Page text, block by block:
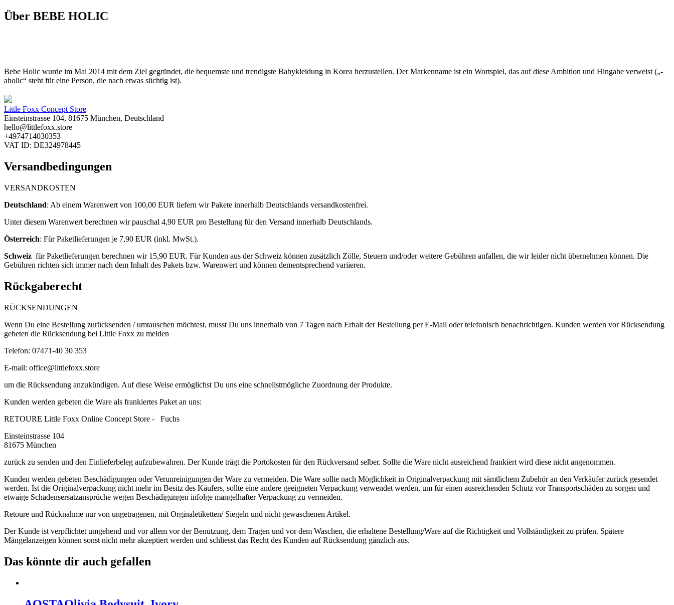
Über BEBE HOLIC
Bebe Holic wurde im Mai 2014 mit dem Ziel gegründet, die bequemste und trendigste Babykleidung in Korea herzustellen. Der Markenname ist ein Wortspiel, das auf diese Ambition und Hingabe verweist („-
aholic“ steht für eine Person, die nach etwas süchtig ist).
Little Foxx Concept Store
Einsteinstrasse 104, 81675 München, Deutschland
hello@littlefoxx.store
+4974714030353
VAT ID: DE324978445
Versandbedingungen
VERSANDKOSTEN
Deutschland: ​ Ab einem Warenwert von 100,00 EUR liefern wir Pakete innerhalb Deutschlands versandkostenfrei.
Unter diesem Warenwert berechnen wir pauschal 4,90 EUR pro Bestellung für den Versand innerhalb Deutschlands.
Österreich: Für Paketlieferungen je 7,90 EUR (inkl. MwSt.).
Schweiz für Paketlieferungen berechnen wir 15,90 EUR. Für Kunden aus der Schweiz können zusätzlich Zölle, Steuern und/oder weitere Gebühren anfallen, die wir leider nicht übernehmen können. Die
Gebühren richten sich immer nach dem Inhalt des Pakets bzw. Warenwert und können dementsprechend variieren.
Rückgaberecht
RÜCKSENDUNGEN
Wenn Du eine Bestellung zurücksenden / umtauschen möchtest, musst Du uns innerhalb von 7 Tagen nach Erhalt der Bestellung per E-Mail oder telefonisch benachrichtigen. Kunden werden vor Rücksendung
gebeten die Rücksendung bei Little Foxx zu melden
Telefon: 07471-40 30 353
E-mail: office@littlefoxx.store
um die Rücksendung anzukündigen. Auf diese Weise ermöglichst Du uns eine schnellstmögliche Zuordnung der Produkte.
Kunden werden gebeten die Ware als frankiertes Paket an uns:
RETOURE Little Foxx Online Concept Store - Fuchs
Einsteinstrasse 104
81675 München
zurück zu senden und den Einlieferbeleg aufzubewahren. Der Kunde trägt die Portokosten für den Rückversand selber. Sollte die Ware nicht ausreichend frankiert wird diese nicht angenommen.
Kunden werden gebeten Beschädigungen oder Verunreinigungen der Ware zu vermeiden. Die Ware sollte nach Möglichkeit in Originalverpackung mit sämtlichem Zubehör an den Verkäufer zurück gesendet
werden. Ist die Originalverpackung nicht mehr im Besitz des Käufers, sollte eine andere geeigneten Verpackung verwendet werden, um für einen ausreichenden Schutz vor Transportschäden zu sorgen und
etwaige Schadensersatzansprüche wegen Beschädigungen infolge mangelhafter Verpackung zu vermeiden.
Retoure und Rücknahme nur von ungetragenen, mit Orginaletiketten/ Siegeln und nicht gewaschenen Artikel.
Der Kunde ist verpflichtet umgehend und vor allem vor der Benutzung, dem Tragen und vor dem Waschen, die erhaltene Bestellung/Ware auf die Richtigkeit und Vollständigkeit zu prüfen. Spätere
Mängelanzeigen können sonst nicht mehr akzeptiert werden und schliesst das Recht des Kunden auf Rücksendung gänzlich aus.
Das könnte dir auch gefallen